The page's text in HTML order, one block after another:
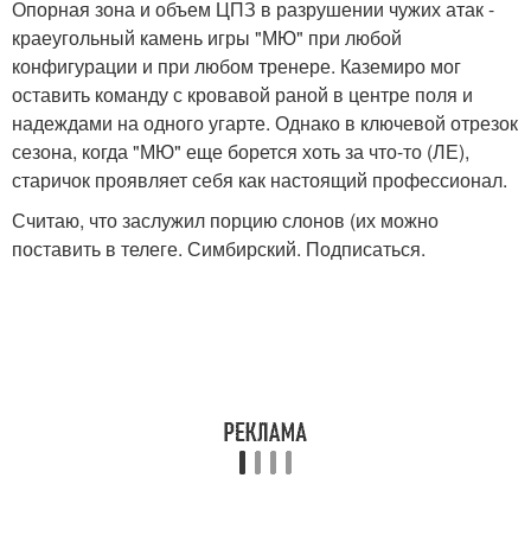
Опорная зона и объем ЦПЗ в разрушении чужих атак -
краеугольный камень игры "МЮ" при любой
конфигурации и при любом тренере. Каземиро мог
оставить команду с кровавой раной в центре поля и
надеждами на одного угарте. Однако в ключевой отрезок
сезона, когда "МЮ" еще борется хоть за что-то (ЛЕ),
старичок проявляет себя как настоящий профессионал.
Считаю, что заслужил порцию слонов (их можно
поставить в телеге. Симбирский. Подписаться.